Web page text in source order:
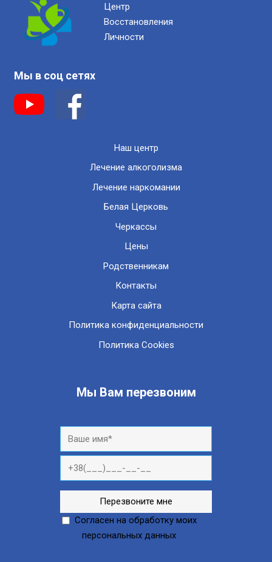
Центр
Восстановления
Личности
Мы в соц сетях
Наш центр
Лечение алкоголизма
Лечение наркомании
Белая Церковь
Черкассы
Цены
Родственникам
Контакты
Карта сайта
Политика конфиденциальности
Политика Cookies
Мы Вам перезвоним
Согласен на обработку моих
персональных данных